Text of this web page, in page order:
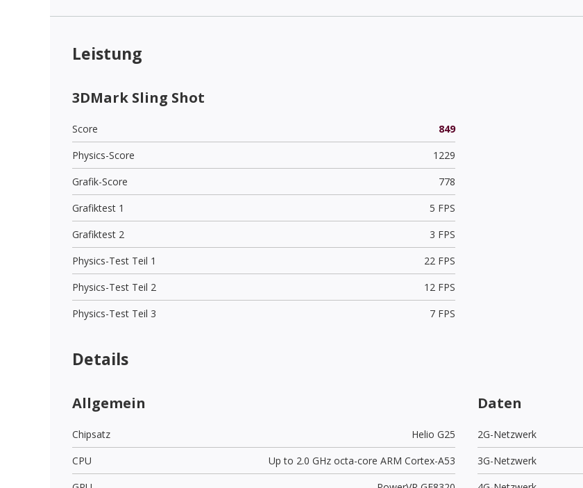
Leistung
3DMark Sling Shot
Score
849
Physics-Score
1229
Grafik-Score
778
Grafiktest 1
5 FPS
Grafiktest 2
3 FPS
Physics-Test Teil 1
22 FPS
Physics-Test Teil 2
12 FPS
Physics-Test Teil 3
7 FPS
Details
Allgemein
Chipsatz
Helio G25
CPU
Up to 2.0 GHz octa-core ARM Cortex-A53
Daten
2G-Netzwerk
3G-Netzwerk